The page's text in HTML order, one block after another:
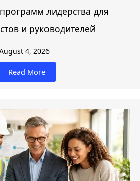
лидерства для
и руководителей
4, 2026
Read More